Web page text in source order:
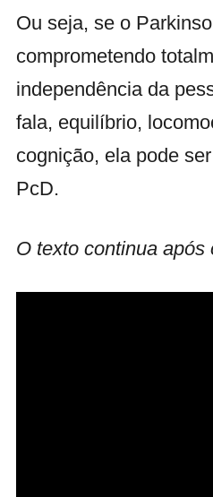
Ou seja, se o
comprometendo
independência da
fala, equilíbrio,
cognição, ela pode
PcD.
O texto continua após